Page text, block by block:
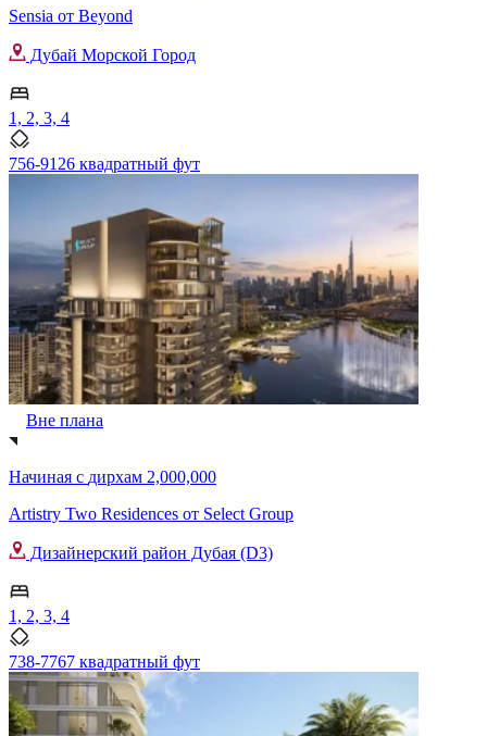
Sensia от Beyond
Дубай Морской Город
1, 2, 3, 4
756-9126 квадратный фут
Вне плана
Начиная с дирхам 2,000,000
Artistry Two Residences от Select Group
Дизайнерский район Дубая (D3)
1, 2, 3, 4
738-7767 квадратный фут